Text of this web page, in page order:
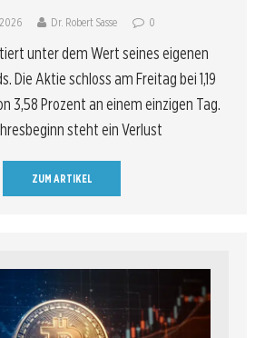
Dr. Robert Sasse 0
unter dem Wert seines eigenen
Die Aktie schloss am Freitag bei 1,19
3,58 Prozent an einem einzigen Tag.
steht ein Verlust
ZUM ARTIKEL